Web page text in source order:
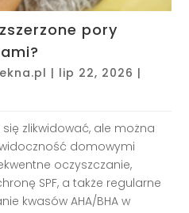
pory
| lip 22, 2026 |
zlikwidować, ale można
domowymi
oczyszczanie,
SPF, a także regularne
kwasów AHA/BHA w